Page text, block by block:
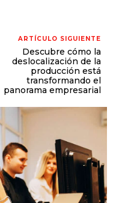
ARTÍCULO SIGUIENTE
Descubre cómo la
deslocalización de la
producción está
transformando el
panorama empresarial